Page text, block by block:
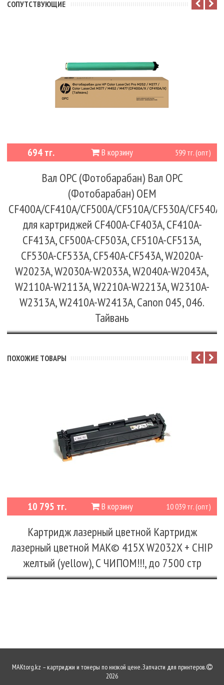
CОПУТСТВУЮЩИЕ
В корзину
694 тг. 599 тг. (опт)
Вал OPC (Фотобарабан) Вал OPC
(Фотобарабан) OEM
CF400A/CF410A/CF500A/CF510A/CF530A/
для картриджей CF400A-CF403A, CF410A-
CF413A, CF500A-CF503A, CF510A-CF513A,
CF530A-CF533A, CF540A-CF543A, W2020A-
W2023A, W2030A-W2033A, W2040A-W2043A,
W2110A-W2113A, W2210A-W2213A, W2310A-
W2313A, W2410A-W2413A, Canon 045, 046.
Тайвань
ПОХОЖИЕ ТОВАРЫ
В корзину
10 795 тг. 10 039 тг. (опт)
Картридж лазерный цветной Картридж
лазерный цветной MAK© 415X W2032X + CHIP
желтый (yellow), С ЧИПОМ!!!, до 7500 стр
MAKtorg.kz – картриджи и тонеры по низкой цене. Запчасти для принтеров.
2026